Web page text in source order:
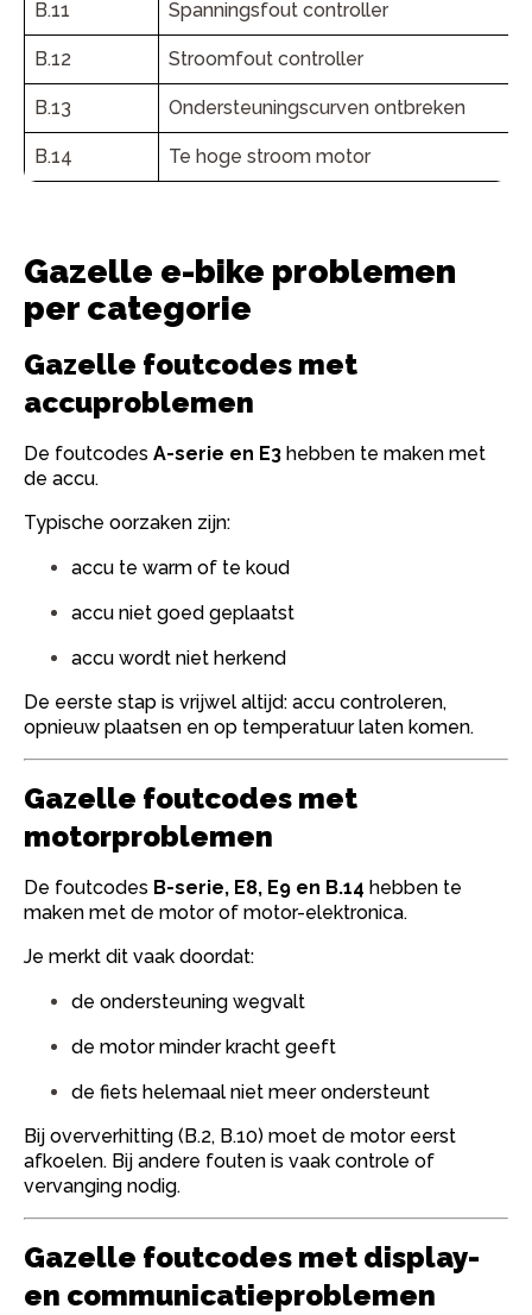
B.11 Spanningsfout controller
B.12 Stroomfout controller
B.13 Ondersteuningscurven ontbreken
B.14 Te hoge stroom motor
Gazelle e-bike problemen
per categorie
Gazelle foutcodes met
accuproblemen
De foutcodes A-serie en E3 hebben te maken met
de accu.
Typische oorzaken zijn:
accu te warm of te koud
accu niet goed geplaatst
accu wordt niet herkend
De eerste stap is vrijwel altijd: accu controleren,
opnieuw plaatsen en op temperatuur laten komen.
Gazelle foutcodes met
motorproblemen
De foutcodes B-serie, E8, E9 en B.14 hebben te
maken met de motor of motor-elektronica.
Je merkt dit vaak doordat:
de ondersteuning wegvalt
de motor minder kracht geeft
de fiets helemaal niet meer ondersteunt
Bij oververhitting (B.2, B.10) moet de motor eerst
afkoelen. Bij andere fouten is vaak controle of
vervanging nodig.
Gazelle foutcodes met display-
en communicatieproblemen